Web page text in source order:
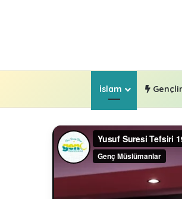
İslam